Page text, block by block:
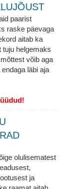
paarist
raske päevaga
aitab ka
tuju helgemaks
võib aga
läbi aja
olulisematest
ja